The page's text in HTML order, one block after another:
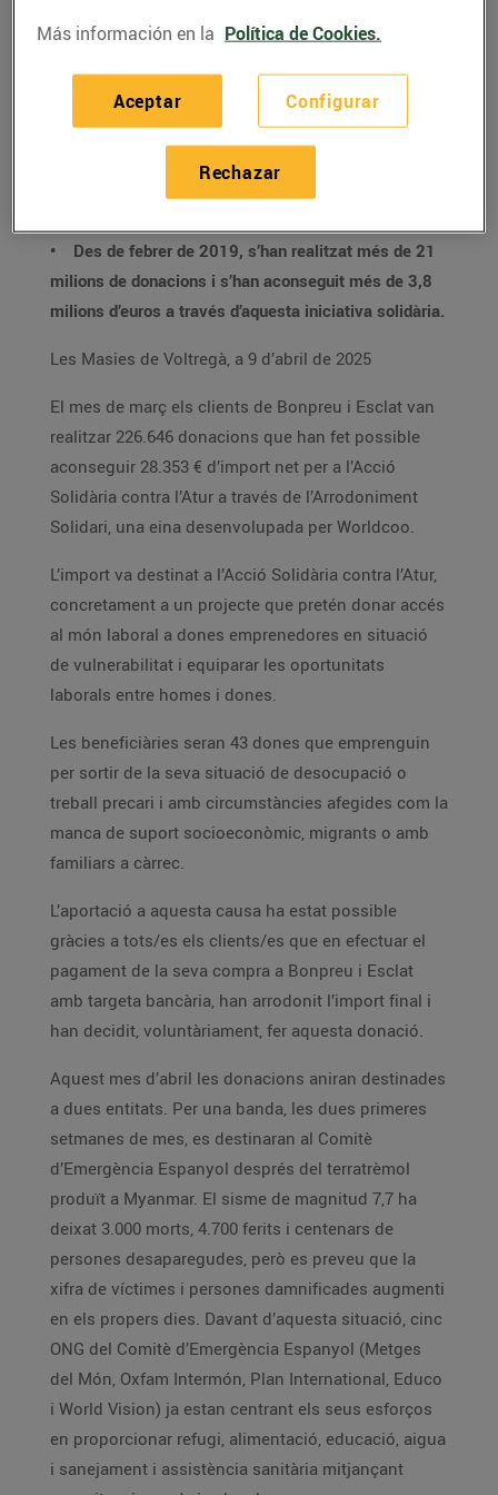
• Aquest mes d’abril les donacions aniran
dues setmanes de mes es destinaran al Comitè
d’Emergència Espanyol després del terratrèmol que
s’ha produït a Myanmar; les dues últimes setmanes
de mes, les donacions aniran destinades a la
Federació Catalana d’Autisme.
• Des de febrer de 2019, s’han realitzat més de 21
milions de donacions i s’han aconseguit més de 3,8
milions d’euros a través d’aquesta iniciativa solidària.
Les Masies de Voltregà, a 9 d’abril de 2025
El mes de març els clients de Bonpreu i Esclat van
realitzar 226.646 donacions que han fet possible
aconseguir 28.353 € d’import net per a l’Acció
Solidària contra l’Atur a través de l’Arrodoniment
Solidari, una eina desenvolupada per Worldcoo.
L’import va destinat a l’Acció Solidària contra l’Atur,
concretament a un projecte que pretén donar accés
al món laboral a dones emprenedores en situació
de vulnerabilitat i equiparar les oportunitats
laborals entre homes i dones.
Les beneficiàries seran 43 dones que emprenguin
per sortir de la seva situació de desocupació o
treball precari i amb circumstàncies afegides com la
manca de suport socioeconòmic, migrants o amb
familiars a càrrec.
L’aportació a aquesta causa ha estat possible
gràcies a tots/es els clients/es que en efectuar el
pagament de la seva compra a Bonpreu i Esclat
amb targeta bancària, han arrodonit l’import final i
han decidit, voluntàriament, fer aquesta donació.
Aquest mes d’abril les donacions aniran destinades
a dues entitats. Per una banda, les dues primeres
setmanes de mes, es destinaran al Comitè
d’Emergència Espanyol després del terratrèmol
produït a Myanmar. El sisme de magnitud 7,7 ha
deixat 3.000 morts, 4.700 ferits i centenars de
persones desaparegudes, però es preveu que la
xifra de víctimes i persones damnificades augmenti
en els propers dies. Davant d’aquesta situació, cinc
ONG del Comitè d’Emergència Espanyol (Metges
del Món, Oxfam Intermón, Plan International, Educo
i World Vision) ja estan centrant els seus esforços
en proporcionar refugi, alimentació, educació, aigua
i sanejament i assistència sanitària mitjançant
Más información en la Política de Cookies.
Configurar
Rechazar
Aceptar